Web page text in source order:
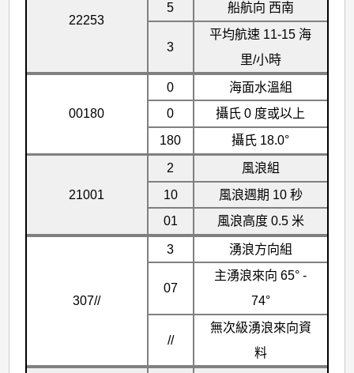
22253
5
船航向 西南
3
平均航速 11-15 海
里/小時
00180
0
海面水溫組
0
攝氏 0 度或以上
180
攝氏 18.0°
21001
2
風浪組
10
風浪週期 10 秒
01
風浪高度 0.5 米
307//
3 湧浪方向組
07
主湧浪來向 65° -
74°
//
無次級湧浪來向資
料